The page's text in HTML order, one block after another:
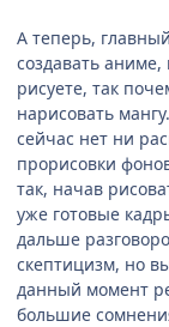
А теперь,
создавать аниме,
рисуете, так
нарисовать
сейчас нет ни
прорисовки
так, начав
уже готовые
дальше
скептицизм, но
данный момент
большие